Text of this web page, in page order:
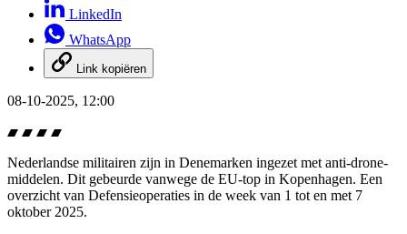
LinkedIn
WhatsApp
Link kopiëren
08-10-2025, 12:00
Nederlandse militairen zijn in Denemarken ingezet met anti-drone-
middelen. Dit gebeurde vanwege de EU-top in Kopenhagen. Een
overzicht van Defensieoperaties in de week van 1 tot en met 7
oktober 2025.